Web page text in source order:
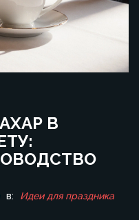
В
в:
Идеи для праздника